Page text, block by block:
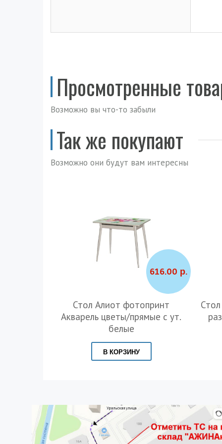
Просмотренные
Возможно вы что-то забыли
Так же покупают
Возможно они будут вам интересны
616.00 р.
Стол Алиот фотопринт
Акварель цветы/прямые с ут.
белые
В КОРЗИНУ